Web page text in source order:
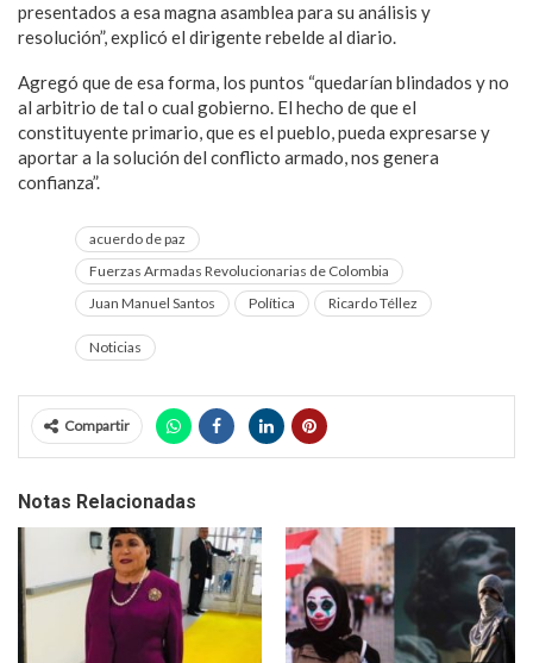
presentados a esa magna asamblea para su análisis y
resolución”, explicó el dirigente rebelde al diario.
Agregó que de esa forma, los puntos “quedarían blindados y no
al arbitrio de tal o cual gobierno. El hecho de que el
constituyente primario, que es el pueblo, pueda expresarse y
aportar a la solución del conflicto armado, nos genera
confianza”.
acuerdo de paz
Fuerzas Armadas Revolucionarias de Colombia
Juan Manuel Santos
Política Ricardo Téllez
Noticias
Compartir
Notas Relacionadas